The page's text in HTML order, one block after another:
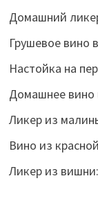
Домашний
Грушевое вино
Настойка на
Домашнее вино
Ликер из
Вино из
Ликер из